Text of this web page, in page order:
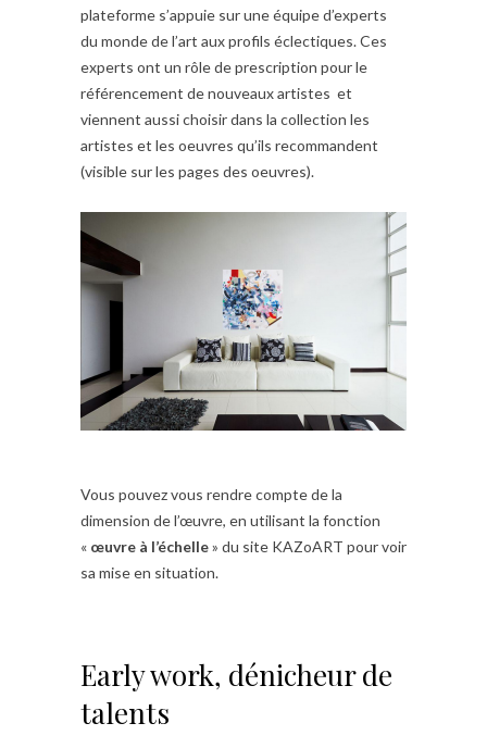
plateforme s’appuie sur une équipe d’experts
du monde de l’art aux profils éclectiques. Ces
experts ont un rôle de prescription pour le
référencement de nouveaux artistes et
viennent aussi choisir dans la collection les
artistes et les oeuvres qu’ils recommandent
(visible sur les pages des oeuvres).
Vous pouvez vous rendre compte de la
dimension de l’œuvre, en utilisant la fonction
« œuvre à l’échelle» du site KAZoART pour voir
sa mise en situation.
Early work, dénicheur de
talents